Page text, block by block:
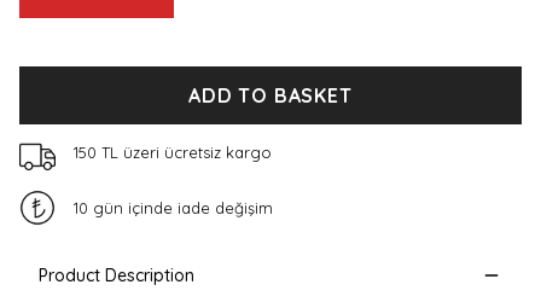
ADD TO BASKET
150 TL üzeri ücretsiz kargo
10 gün içinde iade değişim
Product Description